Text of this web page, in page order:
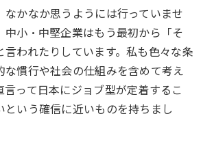
なかなか思うようには行っていませ
中小・中堅企業はもう最初から「そ
言われたりしています。私も色々な条
な慣行や社会の仕組みを含めて考え
言って日本にジョブ型が定着するこ
という確信に近いものを持ちまし